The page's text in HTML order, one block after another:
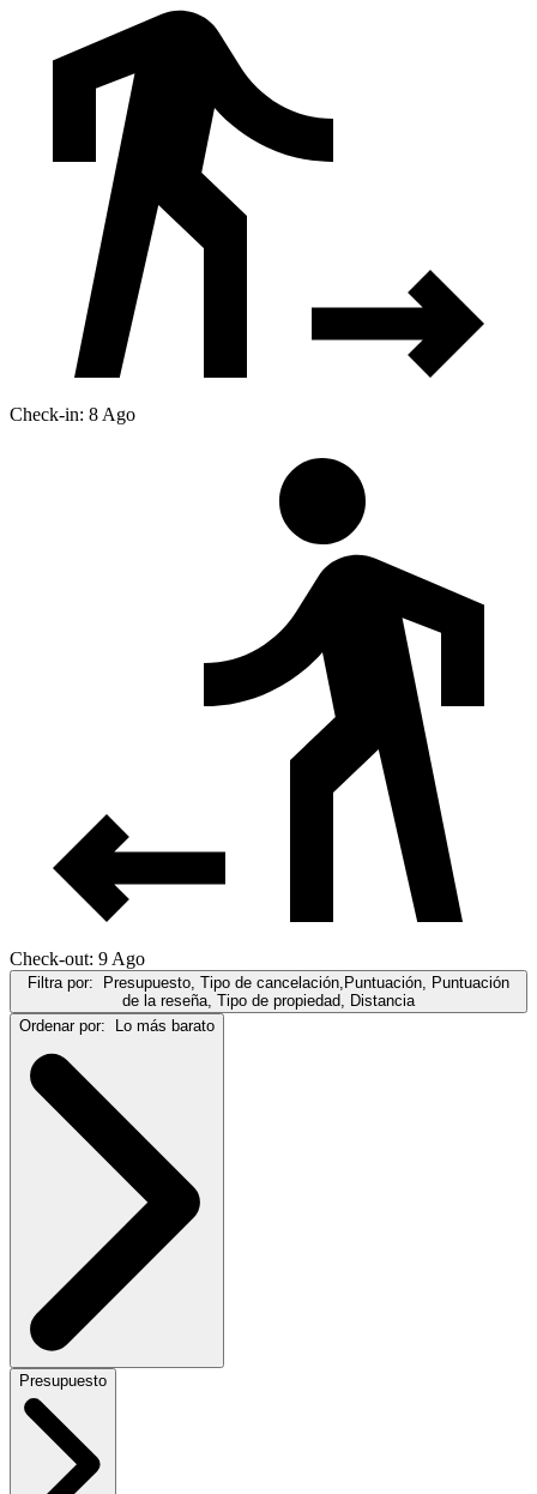
Check-in: 8 Ago
Check-out: 9 Ago
Filtra por:
Presupuesto, Tipo de cancelación,Puntuación, Puntuación
de la reseña, Tipo de propiedad, Distancia
Ordenar por:
Lo más barato
Presupuesto